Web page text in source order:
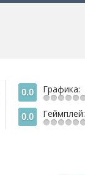
0.0 Графика:
0.0 Геймплей: